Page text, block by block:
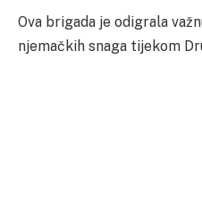
Ova brigada je odigrala
njemačkih snaga tijekom